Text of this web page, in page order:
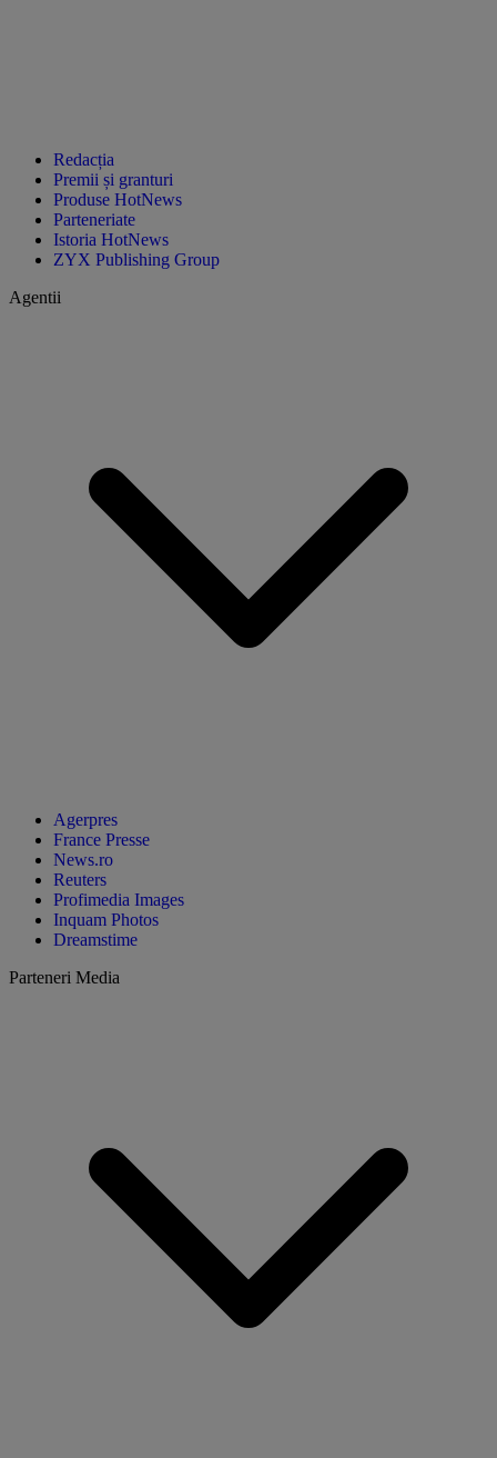
Redacția
Premii și granturi
Produse HotNews
Parteneriate
Istoria HotNews
ZYX Publishing Group
Agentii
Agerpres
France Presse
News.ro
Reuters
Profimedia Images
Inquam Photos
Dreamstime
Parteneri Media